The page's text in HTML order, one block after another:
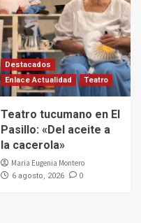
Destacados
Enlace Actualidad
Teatro
Teatro tucumano en El
Pasillo: «Del aceite a
la cacerola»
Maria Eugenia Montero
6 agosto, 2026 0